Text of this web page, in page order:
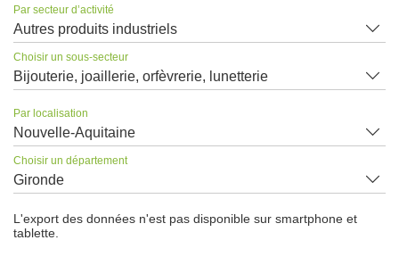
Par secteur d’activité
Autres produits industriels
Choisir un sous-secteur
Bijouterie, joaillerie, orfèvrerie, lunetterie
Par localisation
Nouvelle-Aquitaine
Choisir un département
Gironde
L'export des données n'est pas disponible sur smartphone et
tablette.